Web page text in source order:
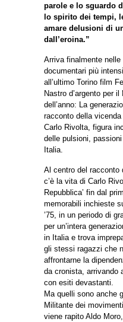
parole e lo sguardo
lo spirito dei tempi,
amare delusioni di
dall’eroina.”
Arriva finalmente
documentari più
all’ultimo Torino film
Nastro d’argento per
dell’anno: La
racconto della
Carlo Rivolta, figura
delle pulsioni,
Italia.
Al centro del racconto
c’è la vita di Carlo
Repubblica’ fin dal
memorabili inchieste
’75, in un periodo di
per un’intera
in Italia e trova
gli stessi ragazzi che
affrontarne la
da cronista, arrivando
con esiti devastanti.
Ma quelli sono anche
Militante dei
viene rapito Aldo